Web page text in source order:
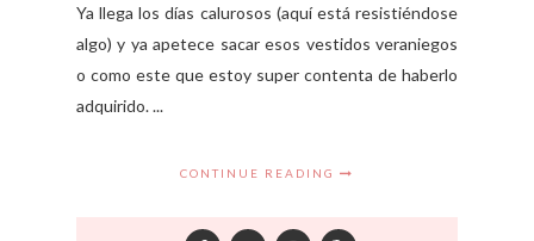
Ya llega los días calurosos (aquí está resistiéndose
algo) y ya apetece sacar esos vestidos veraniegos
o como este que estoy super contenta de haberlo
adquirido. ...
CONTINUE READING